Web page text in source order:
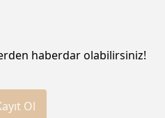
haberdar olabilirsiniz!
Ol